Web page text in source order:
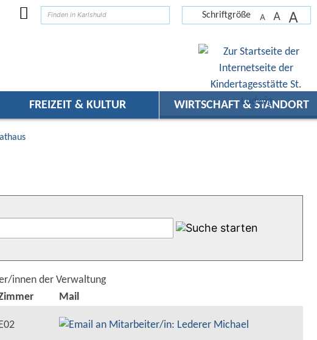
Schriftgröße A A A
FREIZEIT & KULTUR WIRTSCHAFT & STANDORT
innen der Verwaltung
Mail
E02